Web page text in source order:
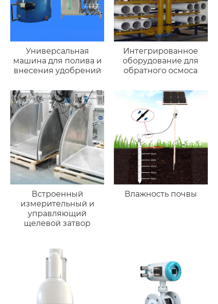
Универсальная
машина для полива и
внесения удобрений
Интегрированное
оборудование для
обратного осмоса
Встроенный
измерительный и
управляющий
щелевой затвор
Влажность почвы